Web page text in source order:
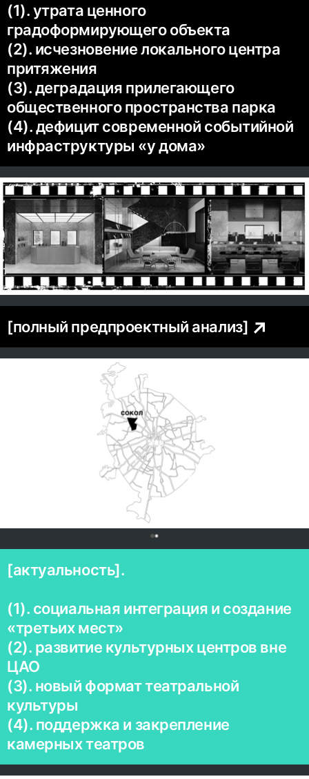
(1). утрата ценного
градоформирующего объекта
(2). исчезновение локального центра
притяжения
(3). деградация прилегающего
общественного пространства парка
(4). дефицит современной событийной
инфраструктуры «у дома»
[полный предпроектный анализ]
[актуальность].
(1). социальная интеграция и создание
«третьих мест»
(2). развитие культурных центров вне
ЦАО
(3). новый формат театральной
культуры
(4). поддержка и закрепление
камерных театров